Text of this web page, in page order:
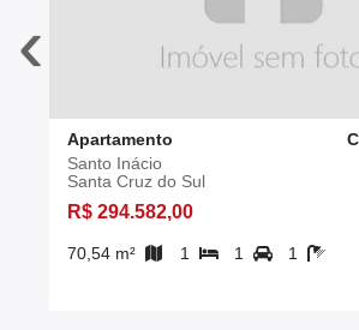
‹
Apartamento
Santo Inácio
Santa Cruz do Sul
R$ 294.582,00
70,54 m² 1 1 1